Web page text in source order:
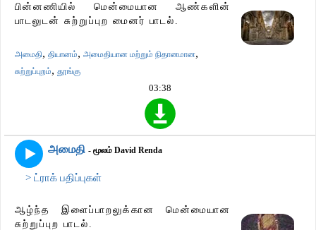
பின்னணியில் மென்மையான ஆண்களின்
பாடலுடன் சுற்றுப்புற மைனர் பாடல்.
அமைதி, தியானம், அமைதியான மற்றும் நிதானமான,
சுற்றுப்புறம், தூங்கு
03:38
அமைதி - மூலம் David Renda
> ட்ராக் பதிப்புகள்
ஆழ்ந்த இளைப்பாறலுக்கான மென்மையான
சுற்றுப்புற பாடல்.